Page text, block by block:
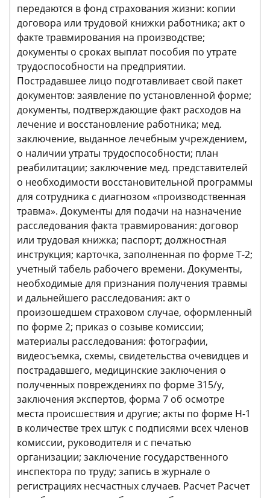
передаются в фонд страхования жизни: копии
договора или трудовой книжки работника; акт о
факте травмирования на производстве;
документы о сроках выплат пособия по утрате
трудоспособности на предприятии.
Пострадавшее лицо подготавливает свой пакет
документов: заявление по установленной форме;
документы, подтверждающие факт расходов на
лечение и восстановление работника; мед.
заключение, выданное лечебным учреждением,
о наличии утраты трудоспособности; план
реабилитации; заключение мед. представителей
о необходимости восстановительной программы
для сотрудника с диагнозом «производственная
травма». Документы для подачи на назначение
расследования факта травмирования: договор
или трудовая книжка; паспорт; должностная
инструкция; карточка, заполненная по форме Т-2;
учетный табель рабочего времени. Документы,
необходимые для признания получения травмы
и дальнейшего расследования: акт о
произошедшем страховом случае, оформленный
по форме 2; приказ о созыве комиссии;
материалы расследования: фотографии,
видеосъемка, схемы, свидетельства очевидцев и
пострадавшего, медицинские заключения о
полученных повреждениях по форме 315/у,
заключения экспертов, форма 7 об осмотре
места происшествия и другие; акты по форме Н-1
в количестве трех штук с подписями всех членов
комиссии, руководителя и с печатью
организации; заключение государственного
инспектора по труду; запись в журнале о
регистрациях несчастных случаев. Расчет Расчет